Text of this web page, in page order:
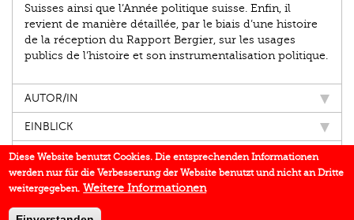
Suisses ainsi que l’Année politique suisse. Enfin, il
revient de manière détaillée, par le biais d’une histoire
de la réception du Rapport Bergier, sur les usages
publics de l’histoire et son instrumentalisation politique.
AUTOR/IN
EINBLICK
IN DEN MEDIEN
BUCHREIHE
DOWNLOADS
Diese Website benutzt Cookies. Die entsprechenden Informationen
werden nur für die Verbesserung der Website benutzt und nicht an Dritte
weitergegeben. Weitere Informationen